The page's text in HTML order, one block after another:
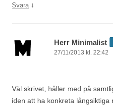
Svara ↓
Herr Minimalist
27/11/2013 kl. 22:42
Väl skrivet, håller med på
iden att ha konkreta långsiktiga